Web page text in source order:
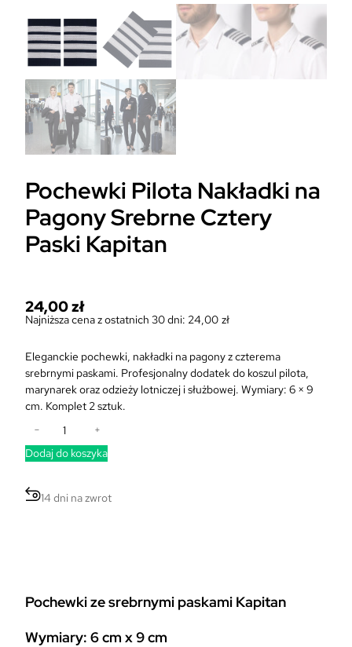
Pochewki Pilota Nakładki na
Pagony Srebrne Cztery
Paski Kapitan
24,00zł
Najniższa cena z ostatnich 30 dni: 24,00 zł
Eleganckie pochewki, nakładki na pagony z czterema
srebrnymi paskami. Profesjonalny dodatek do koszul pilota,
marynarek oraz odzieży lotniczej i służbowej. Wymiary: 6 × 9
cm. Komplet 2 sztuk.
o
ć
P
k
P
− +
Dodaj do koszyka
14 dni na zwrot
Pochewki ze srebrnymi paskami Kapitan
Wymiary: 6 cm x 9 cm